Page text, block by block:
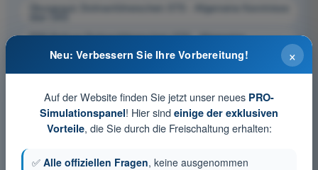
Übungsquiz Drohnenführerschein STS - Allgemeine Kenntnisse
PDF-Prüfung Drohnenführerschein STS - Allgemeine
×
Neu: Verbessern Sie Ihre Vorbereitung!
Auf der Website finden Sie jetzt unser neues PRO-
Simulationspanel! Hier sind einige der exklusiven
Vorteile, die Sie durch die Freischaltung erhalten:
✅ Alle offiziellen Fragen, keine ausgenommen